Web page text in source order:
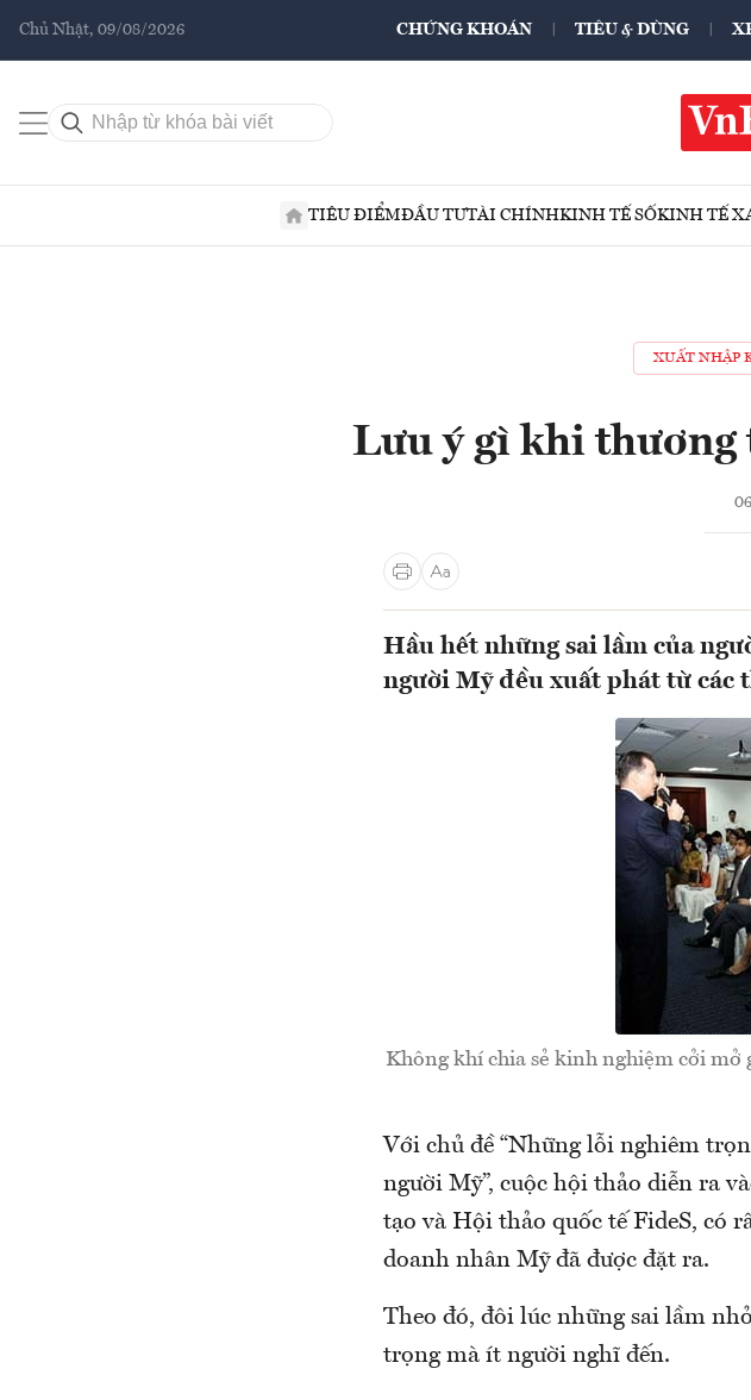
Chủ Nhật, 09/08/2026 CHỨNG KHOÁN TIÊU & DÙNG
TIÊU ĐIỂMĐẦU TƯTÀI CHÍNHKINH TẾ SỐKINH TẾ
XUẤT NHẬP
Lưu ý gì khi thương
Hầu hết những sai lầm của
người Mỹ đều xuất phát từ
Không khí chia sẻ kinh nghiệm cởi mở
Với chủ đề “Những lỗi nghiêm
người Mỹ”, cuộc hội thảo diễn ra
tạo và Hội thảo quốc tế FideS, có
doanh nhân Mỹ đã được đặt ra.
Theo đó, đôi lúc những sai lầm
trọng mà ít người nghĩ đến.